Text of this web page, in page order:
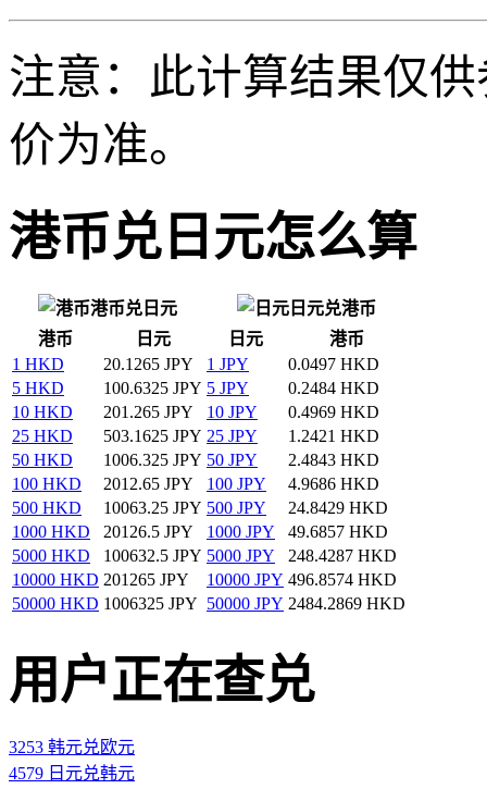
注意：此计算结果仅
价为准。
港币兑日元怎么算
港币兑日元
日元兑港币
港币
日元 日元
港币
1 HKD
20.1265 JPY 1 JPY
0.0497 HKD
5 HKD
100.6325 JPY 5 JPY
0.2484 HKD
10 HKD
201.265 JPY 10 JPY
0.4969 HKD
25 HKD
503.1625 JPY 25 JPY
1.2421 HKD
50 HKD
1006.325 JPY 50 JPY
2.4843 HKD
100 HKD
2012.65 JPY 100 JPY
4.9686 HKD
500 HKD
10063.25 JPY 500 JPY
24.8429 HKD
1000 HKD
20126.5 JPY 1000 JPY
49.6857 HKD
5000 HKD
100632.5 JPY 5000 JPY
248.4287 HKD
10000 HKD 201265 JPY 10000 JPY 496.8574 HKD
50000 HKD 1006325 JPY 50000 JPY 2484.2869 HKD
用户正在查兑
3253 韩元兑欧元
4579 日元兑韩元